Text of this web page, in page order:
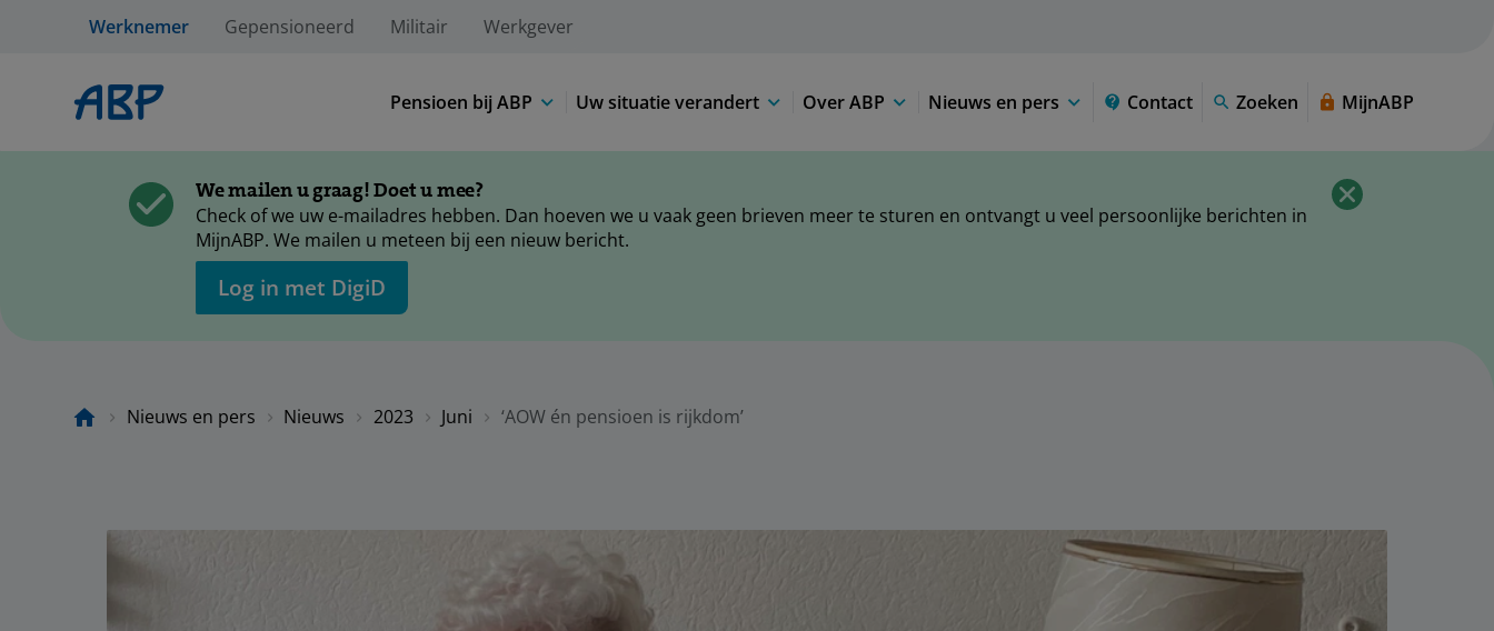
Werknemer Gepensioneerd Militair Werkgever
Pensioen bij ABP Uw situatie verandert Over ABP Nieuws en pers Contact Zoeken MijnABP
We mailen u graag! Doet u mee?
Check of we uw e-mailadres hebben. Dan hoeven we u vaak geen brieven meer te sturen en ontvangt u veel persoonlijke berichten in
MijnABP. We mailen u meteen bij een nieuw bericht.
Log in met DigiD
Nieuws en pers Nieuws 2023 Juni ‘AOW én pensioen is rijkdom’